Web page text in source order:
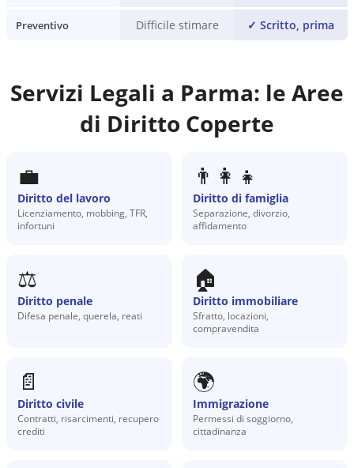
Preventivo Difficile stimare ✓ Scritto, prima
Servizi Legali a Parma: le Aree
di Diritto Coperte
💼
Diritto del lavoro
Licenziamento, mobbing, TFR,
infortuni
👨‍👩‍👧
Diritto di famiglia
Separazione, divorzio,
affidamento
⚖️
Diritto penale
Difesa penale, querela, reati
🏠
Diritto immobiliare
Sfratto, locazioni,
compravendita
📄
Diritto civile
Contratti, risarcimenti, recupero
crediti
🌍
Immigrazione
Permessi di soggiorno,
cittadinanza